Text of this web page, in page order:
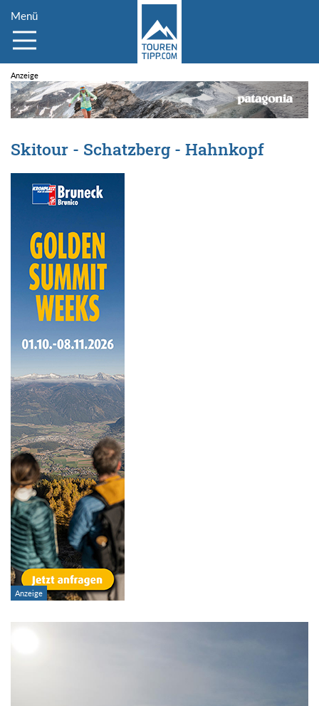
Menü
Skitour - Schatzberg - Hahnkopf